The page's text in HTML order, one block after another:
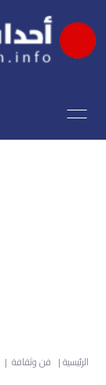
الرئيسية| فن وثقافة |